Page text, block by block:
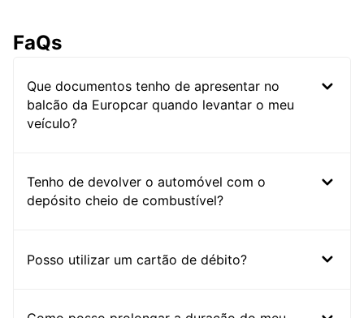
FaQs
Que documentos tenho de apresentar no
balcão da Europcar quando levantar o meu
veículo?
Tenho de devolver o automóvel com o
depósito cheio de combustível?
Posso utilizar um cartão de débito?